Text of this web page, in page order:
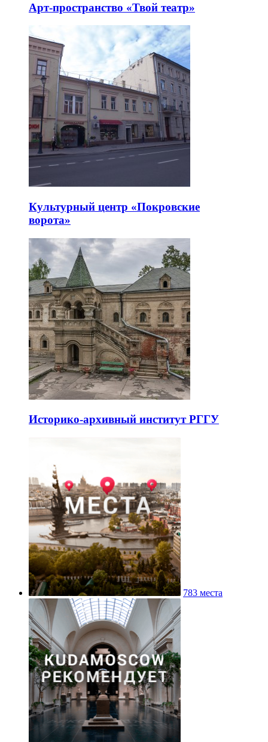
Арт-пространство «Твой театр»
Культурный центр «Покровские
ворота»
Историко-архивный институт РГГУ
783 места